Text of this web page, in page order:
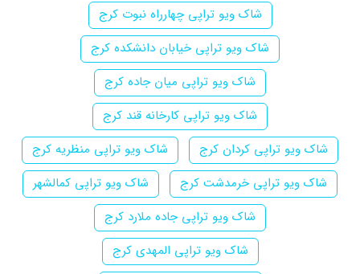
شاک ویو تراپی چهارراه نبوت کرج
شاک ویو تراپی خیابان دانشکده کرج
شاک ویو تراپی میان جاده کرج
شاک ویو تراپی کارخانه قند کرج
شاک ویو تراپی کردان کرج
شاک ویو تراپی منظریه کرج
شاک ویو تراپی خرمدشت کرج
شاک ویو تراپی کمالشهر
شاک ویو تراپی جاده ملارد کرج
شاک ویو تراپی المهدی کرج